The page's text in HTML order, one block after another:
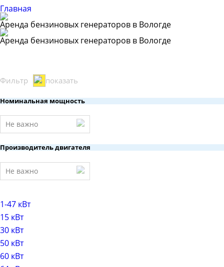
Главная
Аренда бензиновых генераторов в Вологде
Аренда бензиновых генераторов в Вологде
Фильтр показать
Номинальная мощность
Не важно
Производитель двигателя
Не важно
1-47 кВт
15 кВт
30 кВт
50 кВт
60 кВт